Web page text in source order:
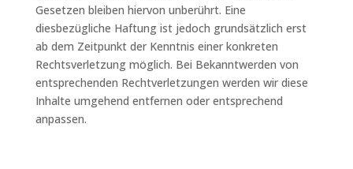
Gesetzen bleiben hiervon unberührt. Eine
diesbezügliche Haftung ist jedoch grundsätzlich erst
ab dem Zeitpunkt der Kenntnis einer konkreten
Rechtsverletzung möglich. Bei Bekanntwerden von
entsprechenden Rechtverletzungen werden wir diese
Inhalte umgehend entfernen oder entsprechend
anpassen.